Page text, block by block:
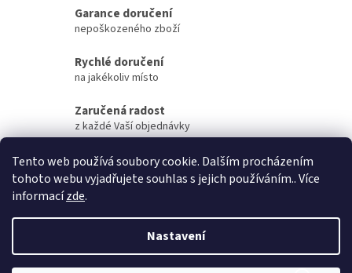
Tento web používá soubory cookie. Dalším procházením
tohoto webu vyjadřujete souhlas s jejich používáním.. Více
informacízde.
Nastavení
Garance doručení
nepoškozeného zboží
Rychlé doručení
na jakékoliv místo
Zaručená radost
z každé Vaší objednávky
Zaručené otevření
Vaší objednávky na streamu
Vytvořil Shoptet